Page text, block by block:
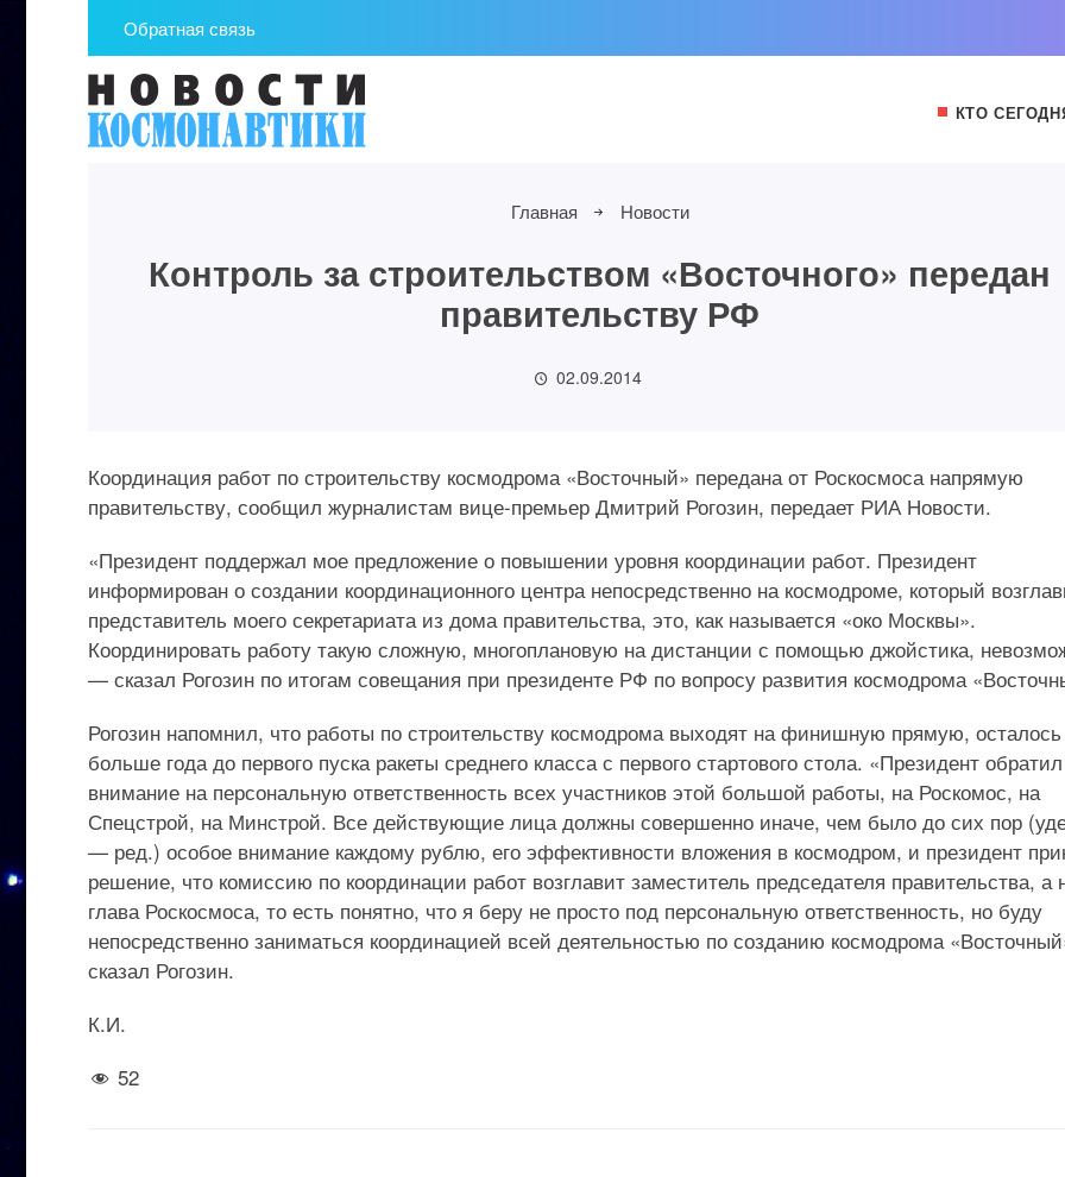
Обратная связь
КТО
Главная Новости
Контроль за строительством «Восточного» передан
правительству РФ
02.09.2014
Координация работ по строительству космодрома «Восточный» передана от Роскосмоса напрямую
правительству, сообщил журналистам вице-премьер Дмитрий Рогозин, передает РИА Новости.
«Президент поддержал мое предложение о повышении уровня координации работ. Президент
информирован о создании координационного центра непосредственно на космодроме, который
представитель моего секретариата из дома правительства, это, как называется «око Москвы».
Координировать работу такую сложную, многоплановую на дистанции с помощью джойстика,
— сказал Рогозин по итогам совещания при президенте РФ по вопросу развития космодрома
Рогозин напомнил, что работы по строительству космодрома выходят на финишную прямую, осталось
больше года до первого пуска ракеты среднего класса с первого стартового стола. «Президент обратил
внимание на персональную ответственность всех участников этой большой работы, на Роскомос, на
Спецстрой, на Минстрой. Все действующие лица должны совершенно иначе, чем было до сих пор
— ред.) особое внимание каждому рублю, его эффективности вложения в космодром, и президент
решение, что комиссию по координации работ возглавит заместитель председателя правительства, а
глава Роскосмоса, то есть понятно, что я беру не просто под персональную ответственность, но буду
непосредственно заниматься координацией всей деятельностью по созданию космодрома
сказал Рогозин.
К.И.
52